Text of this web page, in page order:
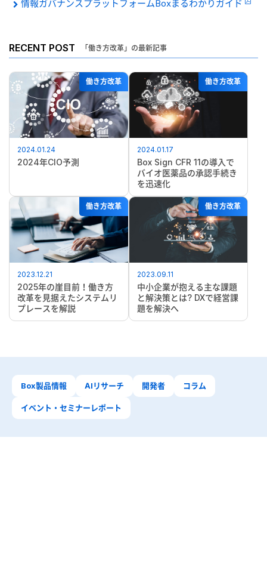
情報ガバナンスプラットフォームBoxまるわかりガイド
RECENT POST 「働き方改革」の最新記事
働き方改革
2024.01.24
2024年CIO予測
働き方改革
2024.01.17
Box Sign CFR 11の導入で
バイオ医薬品の承認手続き
を迅速化
働き方改革
2023.12.21
2025年の崖目前！働き方
改革を見据えたシステムリ
プレースを解説
働き方改革
2023.09.11
中小企業が抱える主な課題
と解決策とは? DXで経営課
題を解決へ
Box製品情報 AIリサーチ 開発者 コラム
イベント・セミナーレポート